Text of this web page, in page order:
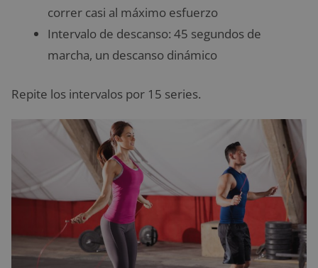
correr casi al máximo esfuerzo
Intervalo de descanso: 45 segundos de
marcha, un descanso dinámico
Repite los intervalos por 15 series.